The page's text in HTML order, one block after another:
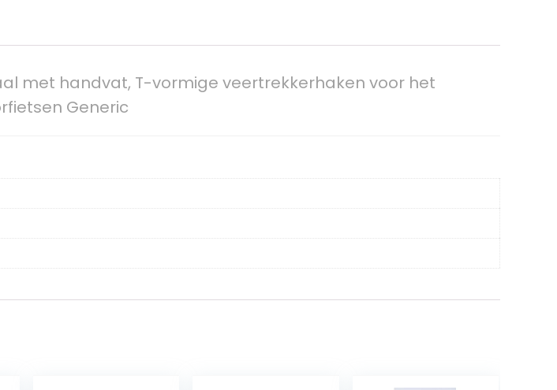
met handvat, T-vormige veertrekkerhaken voor het
Generic